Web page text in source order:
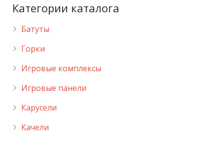
Категории каталога
Батуты
Горки
Игровые комплексы
Игровые панели
Карусели
Качели